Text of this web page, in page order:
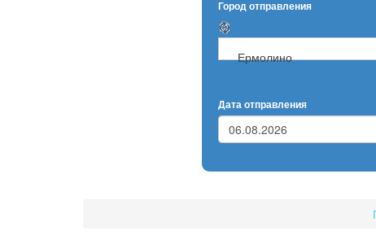
Город отправления
Ермолино
Дата отправления